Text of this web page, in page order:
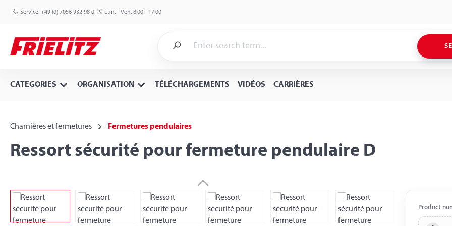
to main content
Skip to search
Skip to main navigation
Service: +49 (0) 7056 932 98 0 Lun. - Ven. 8:00 - 17:00
CATEGORIES ORGANISATION TÉLÉCHARGEMENTS VIDÉOS CARRIÈRES
Charnières et fermetures Fermetures pendulaires
Ressort sécurité pour fermeture pendulaire D
Skip image gallery
Product